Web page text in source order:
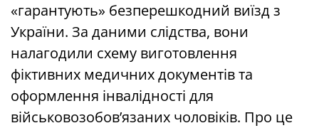
«гарантують» безперешкодний виїзд з
України. За даними слідства, вони
налагодили схему виготовлення
фіктивних медичних документів та
оформлення інвалідності для
військовозобов’язаних чоловіків. Про це